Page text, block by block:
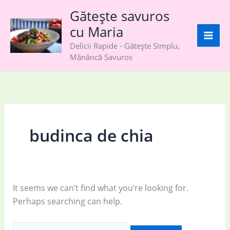
content
Gătește savuros
cu Maria
Delicii Rapide - Gătește Simplu,
Mănâncă Savuros
budinca de chia
It seems we can’t find what you’re looking for.
Perhaps searching can help.